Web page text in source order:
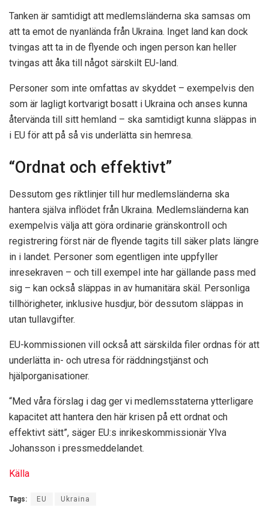
Tanken är samtidigt att medlemsländerna ska samsas om
att ta emot de nyanlända från Ukraina. Inget land kan dock
tvingas att ta in de flyende och ingen person kan heller
tvingas att åka till något särskilt EU-land.
Personer som inte omfattas av skyddet – exempelvis den
som är lagligt kortvarigt bosatt i Ukraina och anses kunna
återvända till sitt hemland – ska samtidigt kunna släppas in
i EU för att på så vis underlätta sin hemresa.
“Ordnat och effektivt”
Dessutom ges riktlinjer till hur medlemsländerna ska
hantera själva inflödet från Ukraina. Medlemsländerna kan
exempelvis välja att göra ordinarie gränskontroll och
registrering först när de flyende tagits till säker plats längre
in i landet. Personer som egentligen inte uppfyller
inresekraven – och till exempel inte har gällande pass med
sig – kan också släppas in av humanitära skäl. Personliga
tillhörigheter, inklusive husdjur, bör dessutom släppas in
utan tullavgifter.
EU-kommissionen vill också att särskilda filer ordnas för att
underlätta in- och utresa för räddningstjänst och
hjälporganisationer.
“Med våra förslag i dag ger vi medlemsstaterna ytterligare
kapacitet att hantera den här krisen på ett ordnat och
effektivt sätt”, säger EU:s inrikeskommissionär Ylva
Johansson i pressmeddelandet.
Källa
Tags: EU Ukraina